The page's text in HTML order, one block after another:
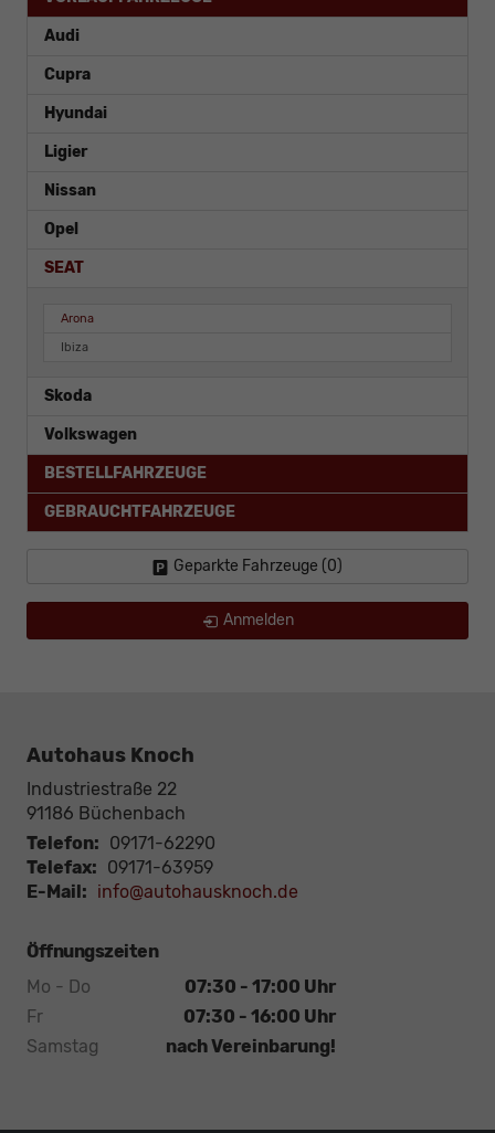
Audi
Cupra
Hyundai
Ligier
Nissan
Opel
SEAT
Arona
Ibiza
Skoda
Volkswagen
BESTELLFAHRZEUGE
GEBRAUCHTFAHRZEUGE
Geparkte Fahrzeuge (0)
Anmelden
Autohaus Knoch
Industriestraße 22
91186 Büchenbach
Telefon: 09171-62290
Telefax: 09171-63959
E-Mail: info@autohausknoch.de
Öffnungszeiten
Mo - Do
07:30 - 17:00 Uhr
Fr
07:30 - 16:00 Uhr
Samstag
nach Vereinbarung!